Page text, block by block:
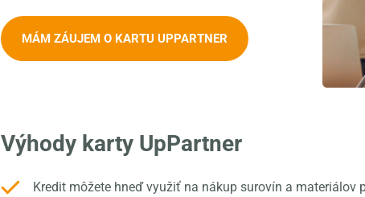
MÁM ZÁUJEM O KARTU UPPARTNER
Výhody karty UpPartner
Kredit môžete hneď využiť na nákup surovín a materiálov